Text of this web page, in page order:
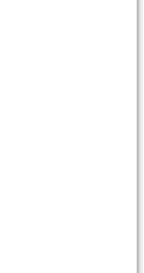
本】。這兩項數據可以
響力，比單看買超張
群，同時有機會在